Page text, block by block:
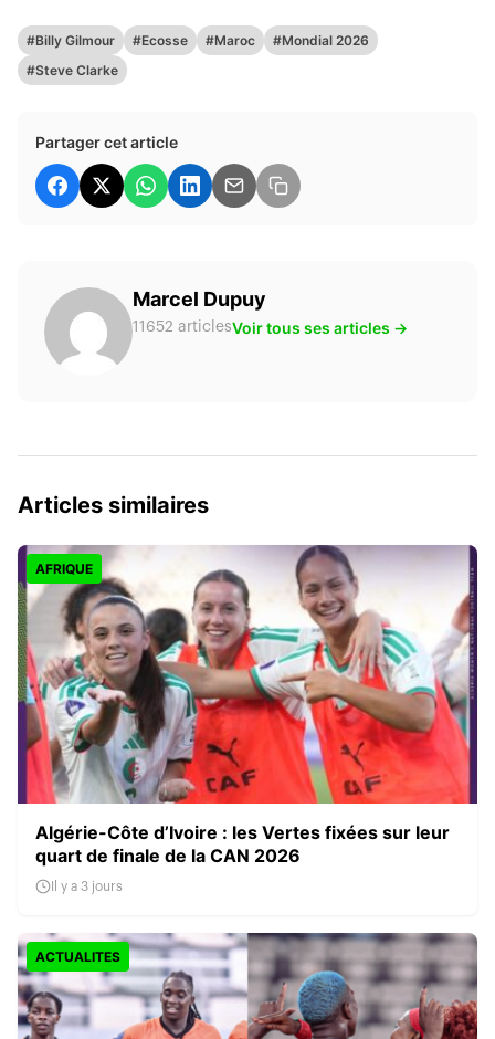
#Billy Gilmour #Ecosse #Maroc
#Mondial 2026
#Steve Clarke
Partager cet article
Marcel Dupuy
11652 articlesVoir tous ses articles →
Articles similaires
AFRIQUE
Algérie-Côte d’Ivoire : les Vertes fixées sur leur
quart de finale de la CAN 2026
Il y a 3 jours
ACTUALITES